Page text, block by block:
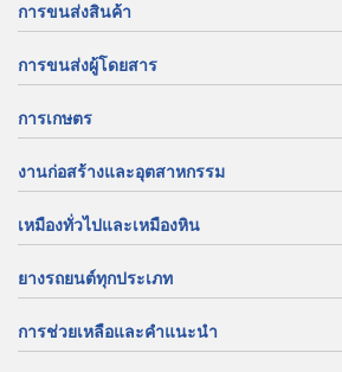
การขนส่งสินค้า
การขนส่งผู้โดยสาร
การเกษตร
งานก่อสร้างและอุตสาหกรรม
เหมืองทั่วไปและเหมืองหิน
ยางรถยนต์ทุกประเภท
การช่วยเหลือและคำแนะนำ